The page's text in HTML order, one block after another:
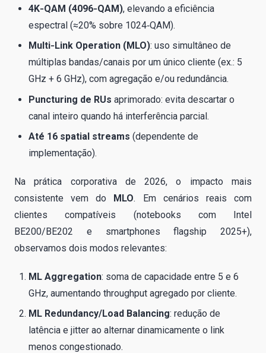
4K‑QAM (4096‑QAM), elevando a eficiência
espectral (≈20% sobre 1024‑QAM).
Multi‑Link Operation (MLO): uso simultâneo de
múltiplas bandas/canais por um único cliente (ex.: 5
GHz + 6 GHz), com agregação e/ou redundância.
Puncturing de RUs aprimorado: evita descartar o
canal inteiro quando há interferência parcial.
Até 16 spatial streams (dependente de
implementação).
Na prática corporativa de 2026, o impacto mais
consistente vem do MLO. Em cenários reais com
clientes compatíveis (notebooks com Intel
BE200/BE202 e smartphones flagship 2025+),
observamos dois modos relevantes:
ML Aggregation: soma de capacidade entre 5 e 6
GHz, aumentando throughput agregado por cliente.
ML Redundancy/Load Balancing: redução de
latência e jitter ao alternar dinamicamente o link
menos congestionado.